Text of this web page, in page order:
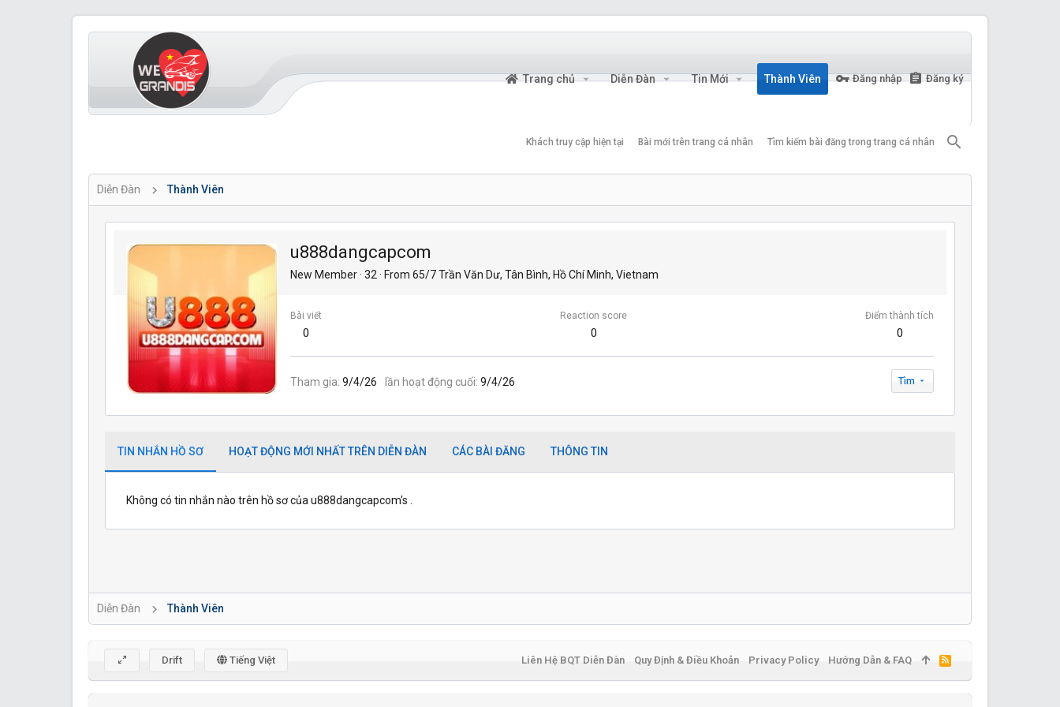
Trang chủ Diễn Đàn Tin Mới Thành Viên Đăng nhập Đăng ký
Khách truy cập hiện tại Bài mới trên trang cá nhân Tìm kiếm bài đăng trong trang cá nhân
Diễn Đàn Thành Viên
u888dangcapcom
New Member· 32 · From 65/7 Trần Văn Dư, Tân Bình, Hồ Chí Minh, Vietnam
Bài viết
0
Reaction score
0
Điểm thành tích
0
Tham gia 9/4/26 lần hoạt động cuối 9/4/26 Tìm
TIN NHẮN HỒ SƠ HOẠT ĐỘNG MỚI NHẤT TRÊN DIỄN ĐÀN CÁC BÀI ĐĂNG THÔNG TIN
Không có tin nhắn nào trên hồ sơ của u888dangcapcom's .
Diễn Đàn Thành Viên
Drift Tiếng Việt Liên Hệ BQT Diễn Đàn Quy Định & Điều Khoản Privacy Policy Hướng Dẫn & FAQ
R
S
S